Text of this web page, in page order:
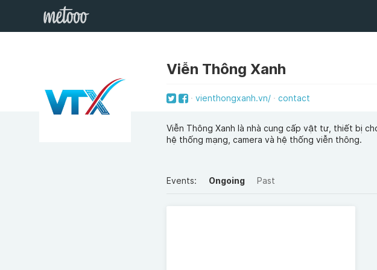
Viễn Thông Xanh
vienthongxanh.vn/ contact
Viễn Thông Xanh là nhà cung cấp vật tư, thiết bị
hệ thống mạng, camera và hệ thống viễn thông.
Events: Ongoing Past